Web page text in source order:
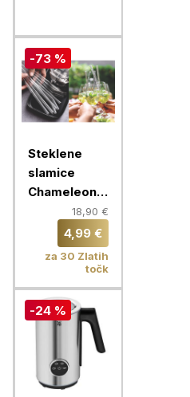
-73 %
Steklene
slamice
Chameleon,
16 slamic, 9
18,90 €
4,99 €
za 30 Zlatih
točk
-24 %